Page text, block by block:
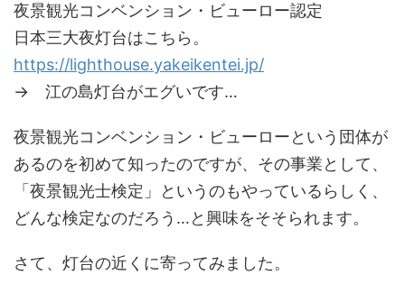
夜景観光コンベンション・ビューロー認定
日本三大夜灯台はこちら。
https://lighthouse.yakeikentei.jp/
→ 江の島灯台がエグいです…
夜景観光コンベンション・ビューローという団体が
あるのを初めて知ったのですが、その事業として、
「夜景観光士検定」というのもやっているらしく、
どんな検定なのだろう…と興味をそそられます。
さて、灯台の近くに寄ってみました。